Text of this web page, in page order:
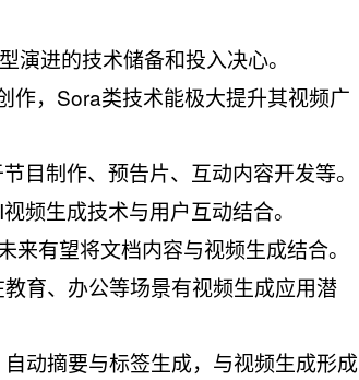
演进的技术储备和投入决心。
作，Sora类技术能极大提升其视频广
目制作、预告片、互动内容开发等。
频生成技术与用户互动结合。
有望将文档内容与视频生成结合。
育、办公等场景有视频生成应用潜
动摘要与标签生成，与视频生成形成